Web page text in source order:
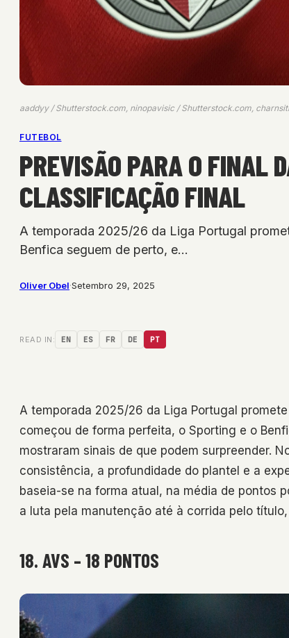
aaddyy / Shutterstock.com, ninopavisic / Shutterstock.com,
FUTEBOL
PREVISÃO PARA O FINAL
CLASSIFICAÇÃO FINAL
A temporada 2025/26 da Liga Portugal
Benfica seguem de perto, e…
Oliver Obel·Setembro 29, 2025
READ IN: EN ES FR DE PT
A temporada 2025/26 da Liga Portugal
começou de forma perfeita, o Sporting e o
mostraram sinais de que podem surpreender.
consistência, a profundidade do plantel e a
baseia-se na forma atual, na média de pontos
a luta pela manutenção até à corrida pelo
18. AVS – 18 PONTOS